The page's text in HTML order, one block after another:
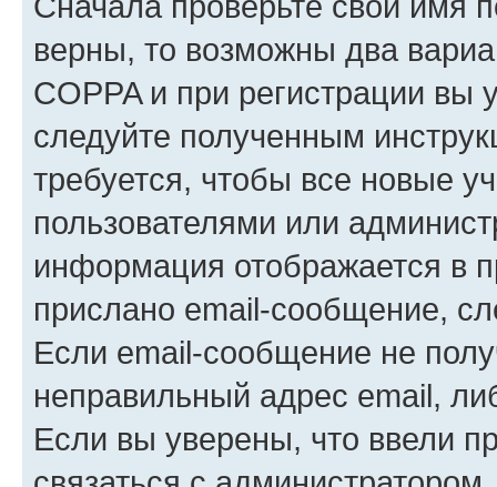
верны, то возможны два
COPPA и при регистрации вы
следуйте полученным
требуется, чтобы все новые
пользователями или
информация отображается в
прислано email-сообщение,
Если email-сообщение не
неправильный адрес email,
Если вы уверены, что ввели